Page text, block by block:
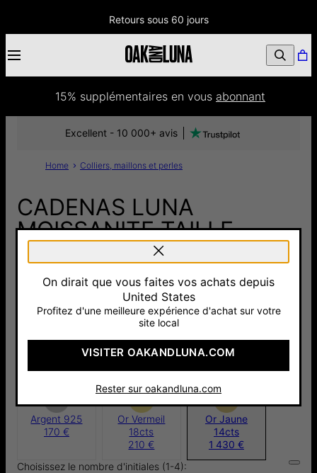
Retours sous 60 jours
15% supplémentaires en vous abonnant
Home Colliers, maillons et perles
CADENAS LUNA
MOISSANITE TAILLE
ÉMERAUDE - OR 14CTS
1 430 €
Pay with Klarna
Excellent - 10 000+ avis
1 430 €
Argent 925
170 €
Or Vermeil
18cts
210 €
Or Jaune
14cts
1 430 €
Choisissez le nombre d'initiales (1-4):
On dirait que vous faites vos achats depuis
United States
Profitez d'une meilleure expérience d'achat sur votre
site local
VISITER OAKANDLUNA.COM
Rester sur oakandluna.com